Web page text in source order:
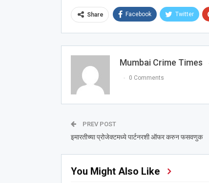
Share Facebook Twitter
Mumbai Crime Times
0 Comments
PREV POST
इमारतीच्या प्रोजेक्टमध्ये पार्टनरशी ऑफर करुन फसवणुक
You Might Also Like